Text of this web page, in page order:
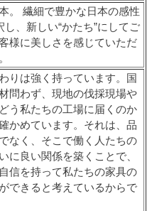
。 繊細で豊かな日本の感性
し、新しい“かたち”にしてご
様に美しさを感じていただ
りは強く持っています。国
問わず、現地の伐採現場や
う私たちの工場に届くのか
かめています。それは、品
なく、そこで働く人たちの
に良い関係を築くことで、
信を持って私たちの家具の
できると考えているからで